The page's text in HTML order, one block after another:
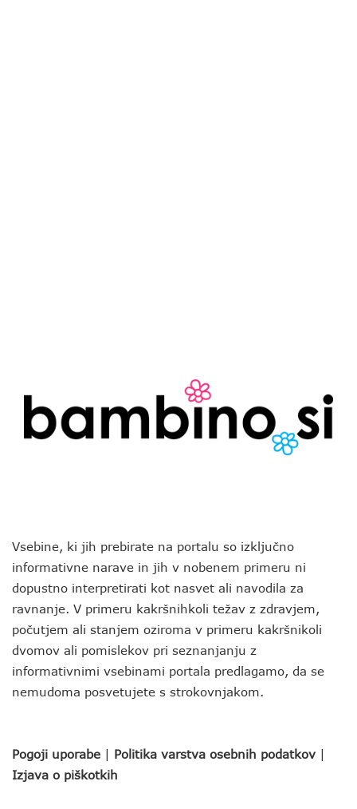
Vsebine, ki jih prebirate na portalu so izključno
informativne narave in jih v nobenem primeru ni
dopustno interpretirati kot nasvet ali navodila za
ravnanje. V primeru kakršnihkoli težav z zdravjem,
počutjem ali stanjem oziroma v primeru kakršnikoli
dvomov ali pomislekov pri seznanjanju z
informativnimi vsebinami portala predlagamo, da se
nemudoma posvetujete s strokovnjakom.
Pogoji uporabe | Politika varstva osebnih podatkov |
Izjava o piškotkih